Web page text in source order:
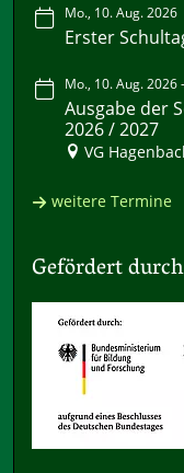
Mo., 10. Aug. 2026
Erster
Mo., 10. Aug. 2026
Ausgabe der
2026 / 2027
VG
weitere Termine
Gefördert